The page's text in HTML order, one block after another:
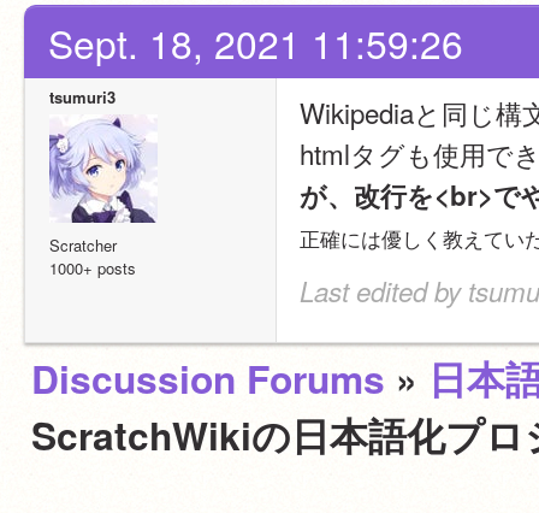
Sept. 18, 2021 11:59:26
tsumuri3
Scratcher
1000+ posts
Wikipediaと同じ構
htmlタグも使用で
が、改行を<br>で
正確には優しく教えてい
Last edited by
Discussion Forums » 日本
ScratchWikiの日本語化プ